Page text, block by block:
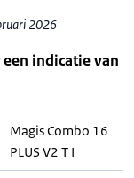
2026
indicatie van
Magis Combo 16
PLUS V2 T I